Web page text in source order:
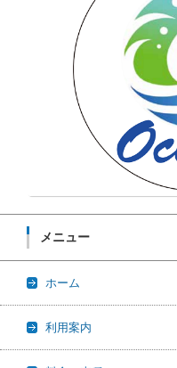
メニュー
ホーム
利用案内